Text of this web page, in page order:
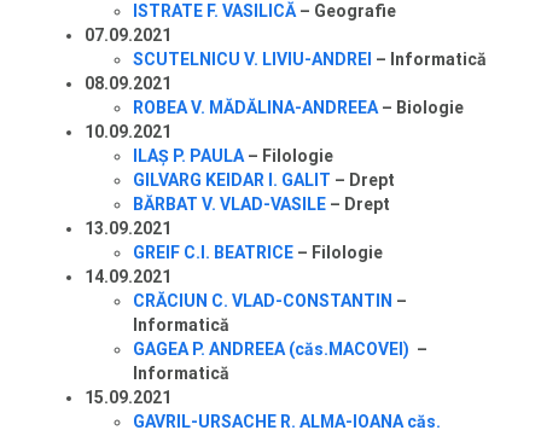
ISTRATE F. VASILICĂ– Geografie
07.09.2021
SCUTELNICU V. LIVIU-ANDREI – Informatică
08.09.2021
ROBEA V. MĂDĂLINA-ANDREEA– Biologie
10.09.2021
ILAŞ P. PAULA– Filologie
GILVARG KEIDAR I. GALIT – Drept
BĂRBAT V. VLAD-VASILE – Drept
13.09.2021
GREIF C.I. BEATRICE – Filologie
14.09.2021
CRĂCIUN C. VLAD-CONSTANTIN –
Informatică
GAGEA P. ANDREEA (căs.MACOVEI) –
Informatică
15.09.2021
GAVRIL-URSACHE R. ALMA-IOANA căs.